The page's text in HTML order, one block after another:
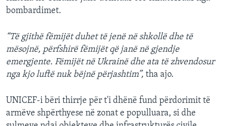
bombardimet.
“Të gjithë fëmijët duhet të jenë në shkollë dhe të
mësojnë, përfshirë fëmijët që janë në gjendje
emergjente. Fëmijët në Ukrainë dhe ata të zhvendosur
nga kjo luftë nuk bëjnë përjashtim”, tha ajo.
UNICEF-i bëri thirrje për t'i dhënë fund përdorimit të
armëve shpërthyese në zonat e populluara, si dhe